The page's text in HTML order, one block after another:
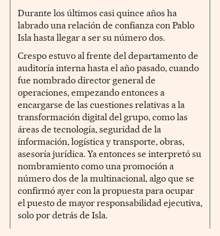
Durante los últimos casi quince años ha
labrado una relación de confianza con Pablo
Isla hasta llegar a ser su número dos.
Crespo estuvo al frente del departamento de
auditoría interna hasta el año pasado, cuando
fue nombrado director general de
operaciones, empezando entonces a
encargarse de las cuestiones relativas a la
transformación digital del grupo, como las
áreas de tecnología, seguridad de la
información, logística y transporte, obras,
asesoría jurídica. Ya entonces se interpretó su
nombramiento como una promoción a
número dos de la multinacional, algo que se
confirmó ayer con la propuesta para ocupar
el puesto de mayor responsabilidad ejecutiva,
solo por detrás de Isla.